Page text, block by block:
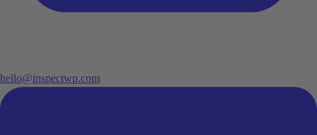
hello@inspectwp.com